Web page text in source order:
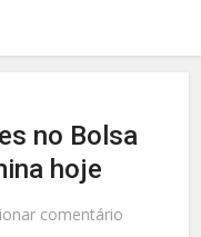
no Bolsa
hoje
comentário